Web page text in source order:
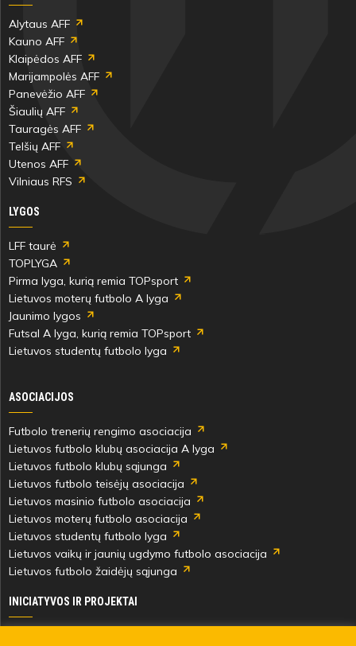
Alytaus AFF
Kauno AFF
Klaipėdos AFF
Marijampolės AFF
Panevėžio AFF
Šiaulių AFF
Tauragės AFF
Telšių AFF
Utenos AFF
Vilniaus RFS
LYGOS
LFF taurė
TOPLYGA
Pirma lyga, kurią remia TOPsport
Lietuvos moterų futbolo A lyga
Jaunimo lygos
Futsal A lyga, kurią remia TOPsport
Lietuvos studentų futbolo lyga
ASOCIACIJOS
Futbolo trenerių rengimo asociacija
Lietuvos futbolo klubų asociacija A lyga
Lietuvos futbolo klubų sąjunga
Lietuvos futbolo teisėjų asociacija
Lietuvos masinio futbolo asociacija
Lietuvos moterų futbolo asociacija
Lietuvos studentų futbolo lyga
Lietuvos vaikų ir jaunių ugdymo futbolo asociacija
Lietuvos futbolo žaidėjų sąjunga
INICIATYVOS IR PROJEKTAI